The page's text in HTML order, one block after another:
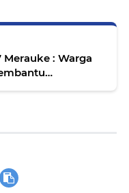
Merauke : Warga